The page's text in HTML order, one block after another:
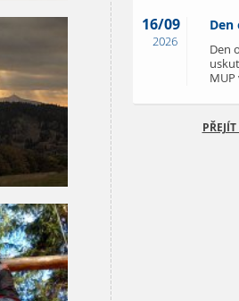
16/09
2026
Den
MUP